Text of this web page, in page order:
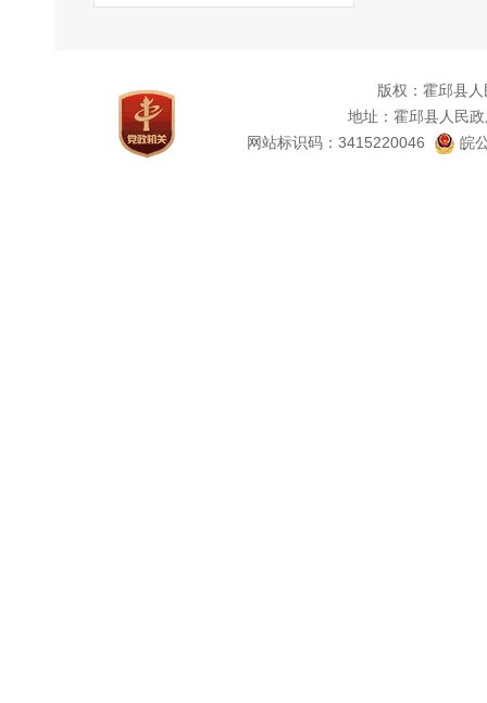
版权：霍邱县
地址：霍邱县人民
网站标识码：3415220046
皖